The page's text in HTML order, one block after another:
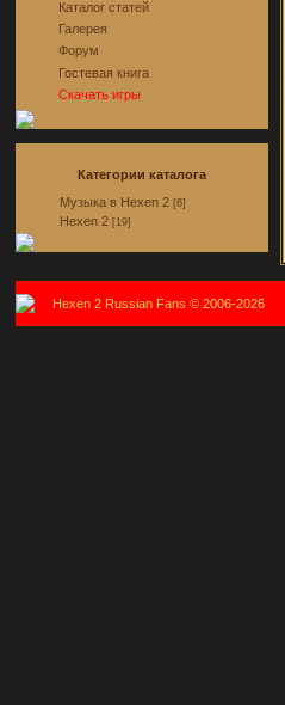
Каталог статей
Галерея
Форум
Гостевая книга
Скачать игры
Категории каталога
Музыка в Hexen 2 [6]
Hexen 2 [19]
Hexen 2 Russian Fans © 2006-2026